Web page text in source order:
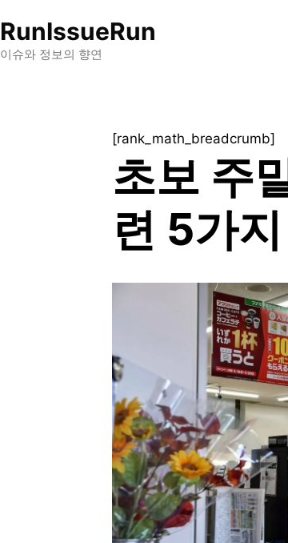
RunIssueRun
이슈와 정보의 향연
[rank_math_breadcrumb]
초보 주
련 5가